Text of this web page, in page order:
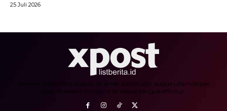
25 Juli 2026
Aenean mollis odio augue, sit amet sollicitudin augue ullamcorper
eget. Praesent tincidunt et neque congue efficitur.